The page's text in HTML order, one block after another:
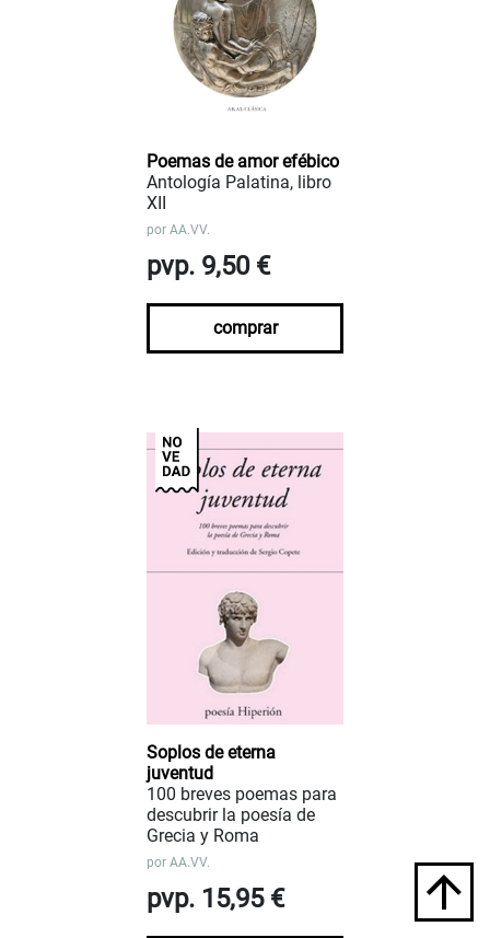
Poemas de amor efébico
Antología Palatina, libro
XII
por AA.VV.
pvp. 9,50 €
comprar
Soplos de eterna
juventud
100 breves poemas para
descubrir la poesía de
Grecia y Roma
por AA.VV.
pvp. 15,95 €